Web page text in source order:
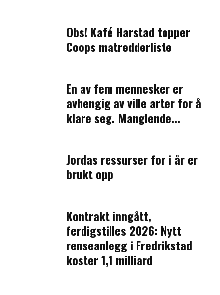
Obs! Kafé Harstad topper
Coops matredderliste
En av fem mennesker er
avhengig av ville arter for å
klare seg. Manglende...
Jordas ressurser for i år er
brukt opp
Kontrakt inngått,
ferdigstilles 2026: Nytt
renseanlegg i Fredrikstad
koster 1,1 milliard